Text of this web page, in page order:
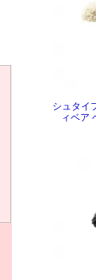
シュタイ
ィベア